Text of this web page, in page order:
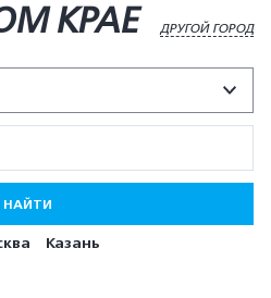
КРАЕ
ДРУГОЙ ГОРОД
НАЙТИ
Казань